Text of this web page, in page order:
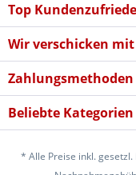
Top
Wir verschicken mit
Zahlungsmethoden
Beliebte Kategorien
* Alle Preise inkl.